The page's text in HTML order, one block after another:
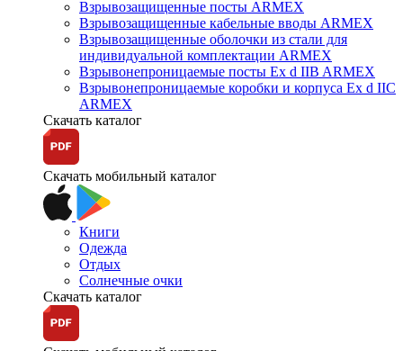
Взрывозащищенные посты ARMEX
Взрывозащищенные кабельные вводы ARMEX
Взрывозащищенные оболочки из стали для
индивидуальной комплектации ARMEX
Взрывонепроницаемые посты Ex d IIB ARMEX
Взрывонепроницаемые коробки и корпуса Ex d IIС
ARMEX
Скачать каталог
Скачать мобильный каталог
Книги
Одежда
Отдых
Солнечные очки
Скачать каталог